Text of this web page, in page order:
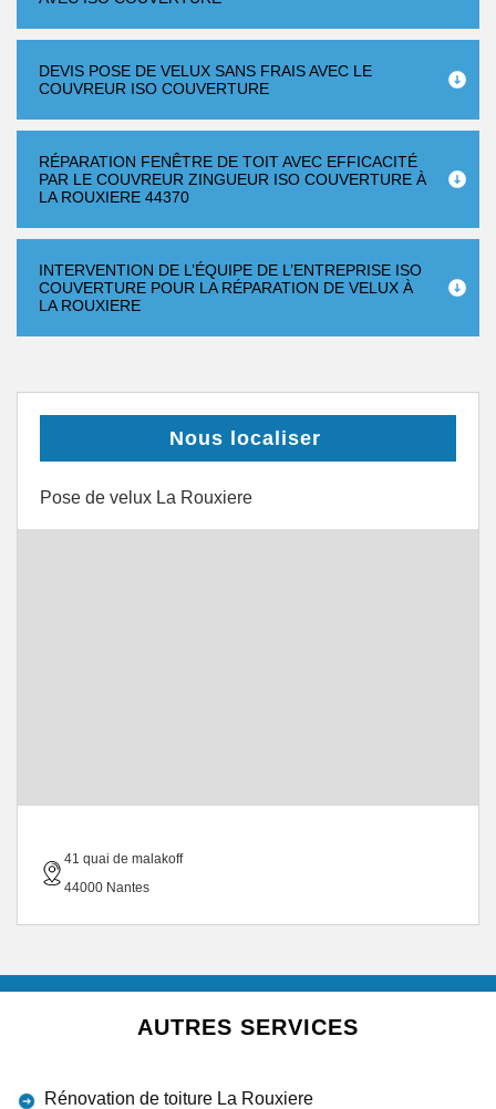
DEVIS POSE DE VELUX SANS FRAIS AVEC LE
COUVREUR ISO COUVERTURE
RÉPARATION FENÊTRE DE TOIT AVEC EFFICACITÉ
PAR LE COUVREUR ZINGUEUR ISO COUVERTURE À
LA ROUXIERE 44370
INTERVENTION DE L’ÉQUIPE DE L’ENTREPRISE ISO
COUVERTURE POUR LA RÉPARATION DE VELUX À
LA ROUXIERE
Nous localiser
Pose de velux La Rouxiere
41 quai de malakoff
44000 Nantes
AUTRES SERVICES
Rénovation de toiture La Rouxiere